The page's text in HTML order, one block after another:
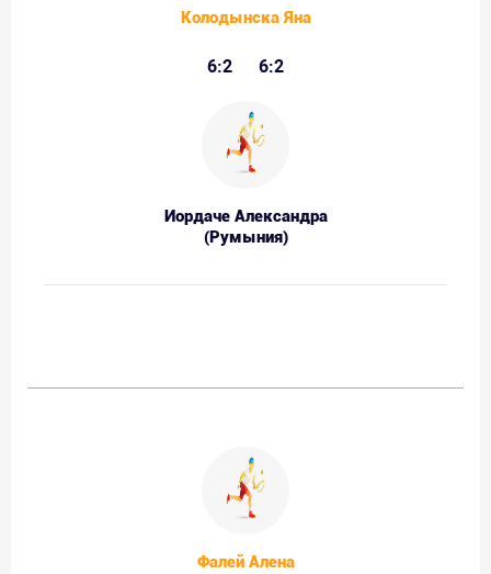
Колодынска Яна
6:2 6:2
Иордаче Александра
(Румыния)
Фалей Алена